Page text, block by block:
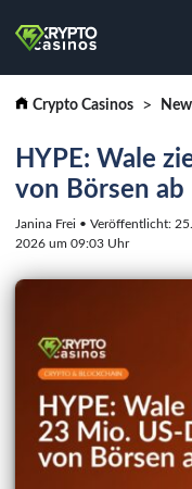
Crypto Casinos
HYPE: Wale
von Börsen ab
Janina Frei • Veröffentlicht:
2026 um 09:03 Uhr